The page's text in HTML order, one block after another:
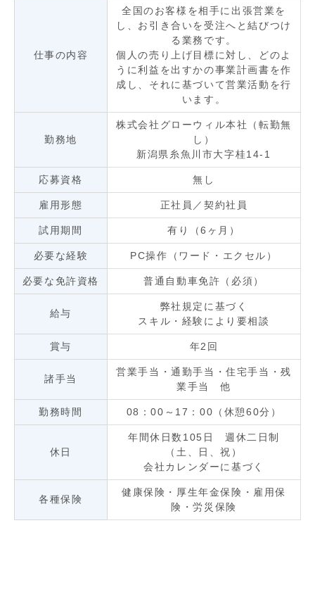
仕事の内容
全国のお客様を相手に出張営業を
し、お引き合いを受注へと結びつけ
る業務です。
個人の売り上げ目標に対し、どのよ
うに利益を出すかの事業計画書を作
成し、それに基づいて営業活動を行
います。
勤務地
株式会社グローウィル本社（転勤無
し）
新潟県糸魚川市大字桂14-1
応募資格 無し
雇用形態 正社員／契約社員
試用期間 有り（6ヶ月）
必要な経験 PC操作（ワード・エクセル）
必要な免許資格 普通自動車免許（必須）
給与
弊社規定に基づく
スキル・経験により要相談
賞与 年2回
諸手当
営業手当・通勤手当・住宅手当・残
業手当 他
勤務時間 08：00～17：00（休憩60分）
休日
年間休日数105日 週休二日制
（土、日、祝）
会社カレンダーに基づく
各種保険
健康保険・厚生年金保険・雇用保
険・労災保険